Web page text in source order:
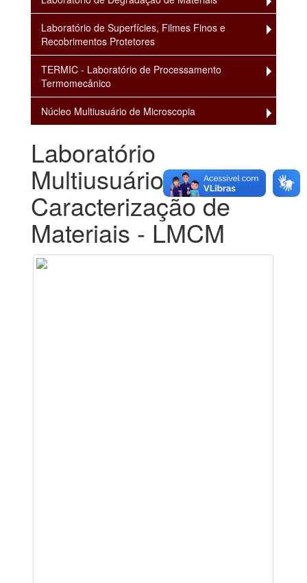
Laboratório de Superfícies, Filmes Finos e
Recobrimentos Protetores
TERMIC - Laboratório de Processamento
Termomecânico
Núcleo Multiusuário de Microscopia
Laboratório
Multiusuário de
Caracterização de
Materiais - LMCM